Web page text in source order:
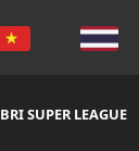
BRI SUPER LEAGUE